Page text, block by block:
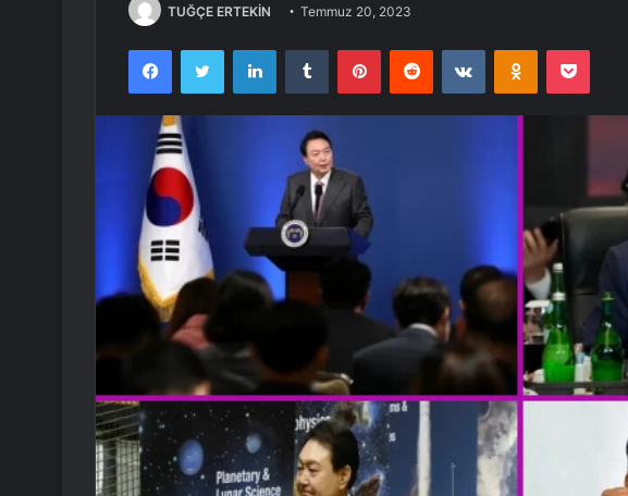
TUĞÇE ERTEKİN Temmuz 20, 2023
FacebookTwitter LinkedInTumblr PinterestReddit VKontakteOdnoklassniki
Pocket